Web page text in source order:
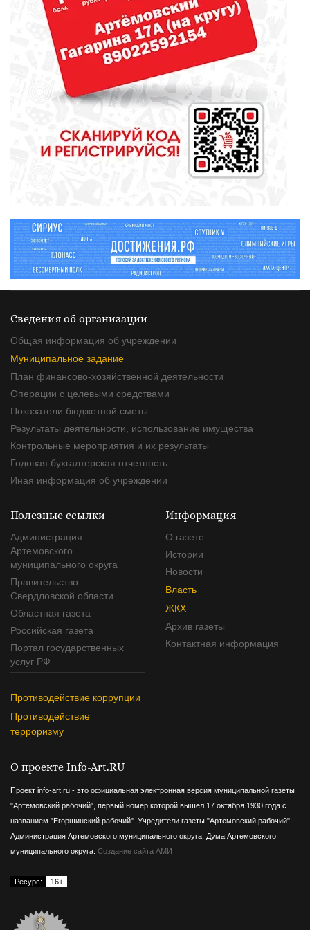
МЕДИЦИНА
От диеты до режима: все о
питании при грудном
вскармливании
СПОРТ
полицейского
Сведения об организации
Общая информация об учреждении
Муниципальное задание
План финансово-хозяйственной деятельности
Операции с целевыми средствами
Показатели бюджетной сметы
Результаты деятельности, использование имущества
Контрольные мероприятия и их результаты
Годовая бухгалтерская отчетность
Иная информация об учреждении
Полезные ссылки
Администрация
Артемовского
муниципального округа
Правительство
Свердловской области
Областная газета
Российская газета
Портал государственных
услуг РФ
Противодействие коррупции
Противодействие
терроризму
Информация
О газете
Истории
Новости
Власть
ЖКХ
Архив газеты
Контактная информация
О проекте Info-Art.RU
Проект info-art.ru - это официальная электронная версия муниципальной газеты
"Артемовский рабочий", первый номер которой вышел 17 октября 1930 года с
названием "Егоршинский рабочий". Учредители газеты "Артемовский рабочий":
Администрация Артемовского муниципального округа, Дума Артемовского
муниципального округа. Создание сайта АМИ
Ресурс: 16+